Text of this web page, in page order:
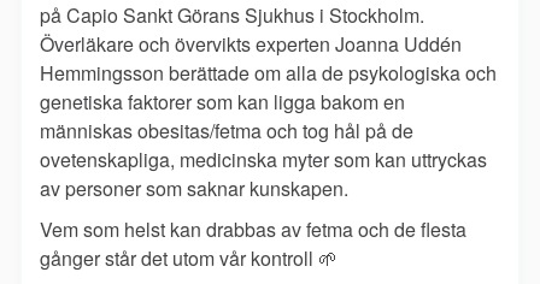
på Capio Sankt Görans Sjukhus i Stockholm.
Överläkare och övervikts experten Joanna Uddén
Hemmingsson berättade om alla de psykologiska och
genetiska faktorer som kan ligga bakom en
människas obesitas/fetma och tog hål på de
ovetenskapliga, medicinska myter som kan uttryckas
av personer som saknar kunskapen.
Vem som helst kan drabbas av fetma och de flesta
gånger står det utom vår kontroll 🌱